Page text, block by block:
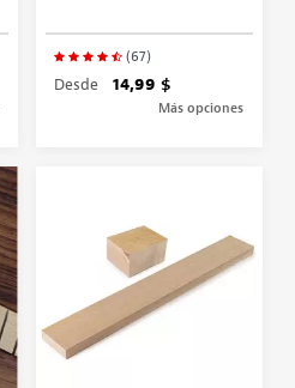
(67)
Desde 14,99 $
Más opciones